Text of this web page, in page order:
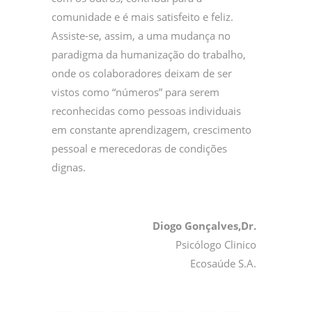
comunidade e é mais satisfeito e feliz.
Assiste-se, assim, a uma mudança no
paradigma da humanização do trabalho,
onde os colaboradores deixam de ser
vistos como “números” para serem
reconhecidas como pessoas individuais
em constante aprendizagem, crescimento
pessoal e merecedoras de condições
dignas.
Diogo Gonçalves,Dr.
Psicólogo Clinico
Ecosaúde S.A.